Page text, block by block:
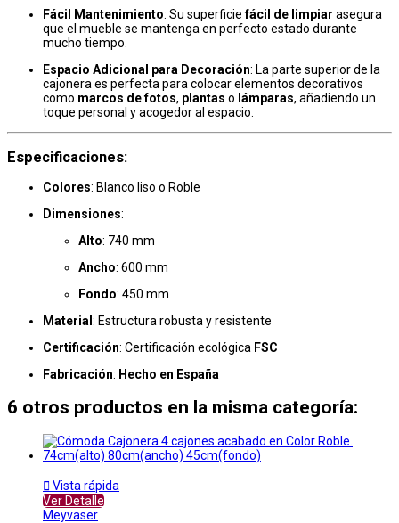
Fácil Mantenimiento: Su superficiefácil de limpiar asegura
que el mueble se mantenga en perfecto estado durante
mucho tiempo.
Espacio Adicional para Decoración: La parte superior de la
cajonera es perfecta para colocar elementos decorativos
como marcos de fotos, plantas o lámparas, añadiendo un
toque personal y acogedor al espacio.
Especificaciones:
Colores: Blanco liso o Roble
Dimensiones:
Alto: 740 mm
Ancho: 600 mm
Fondo: 450 mm
Material : Estructura robusta y resistente
Certificación: Certificación ecológica FSC
Fabricación: Hecho en España
6 otros productos en la misma categoría:
 Vista rápida
Ver Detalle
Meyvaser